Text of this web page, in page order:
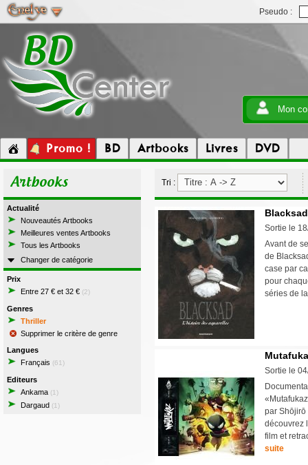
Pseudo :
Mon
Promo ! BD Artbooks Livres DVD
Artbooks
Actualité
Nouveautés Artbooks
Meilleures ventes Artbooks
Tous les Artbooks
Changer de catégorie
Prix
Entre 27 € et 32 € (2)
Genres
Thriller
Supprimer le critère de genre
Langues
Français (61)
Editeurs
Ankama (1)
Dargaud (1)
Tri :
Sortie le
Avant de
de
case par
pour
séries de
Sortie le
par Shōjirō
découvrez
film et
suite